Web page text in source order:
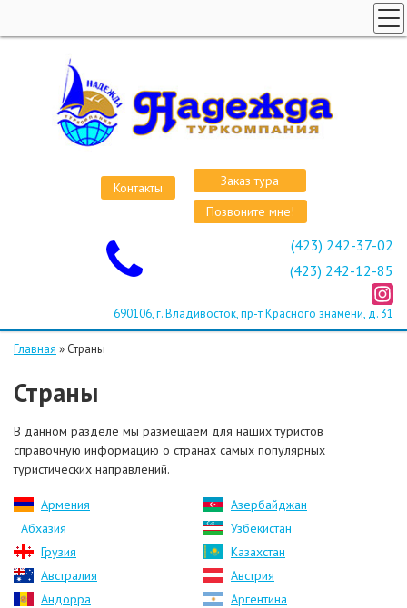
Контакты
Заказ тура
Позвоните мне!
(423) 242-37-02
(423) 242-12-85
690106, г. Владивосток, пр-т Красного знамени, д. 31
ВИЗЫ
АВИАБИЛЕТЫ
ОТЕЛИ
Главная » Страны
Страны
В данном разделе мы размещаем для наших туристов
справочную информацию о странах самых популярных
туристических направлений.
Армения
Азербайджан
Абхазия
Узбекистан
Грузия
Казахстан
Австралия
Австрия
Андорра
Аргентина